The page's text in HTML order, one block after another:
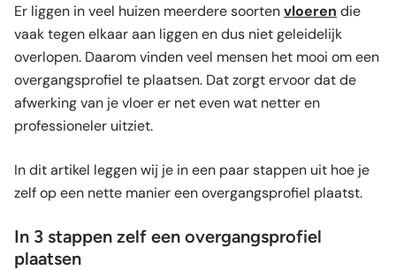
Er liggen in veel huizen meerdere soortenvloeren die
vaak tegen elkaar aan liggen en dus niet geleidelijk
overlopen. Daarom vinden veel mensen het mooi om een
overgangsprofiel te plaatsen. Dat zorgt ervoor dat de
afwerking van je vloer er net even wat netter en
professioneler uitziet.
In dit artikel leggen wij je in een paar stappen uit hoe je
zelf op een nette manier een overgangsprofiel plaatst.
In 3 stappen zelf een overgangsprofiel
plaatsen